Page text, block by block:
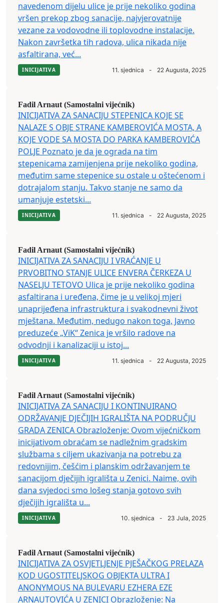
navedenom dijelu ulice je prije nekoliko godina
vršen prekop zbog sanacije, najvjerovatnije
vezane za vodovodne ili toplovodne instalacije.
Nakon završetka tih radova, ulica nikada nije
asfaltirana, već...
INICIJATIVA 11. sjednica - 22 Augusta, 2025
Fadil Arnaut (Samostalni vijećnik)
INICIJATIVA ZA SANACIJU STEPENICA KOJE SE
NALAZE S OBJE STRANE KAMBEROVIĆA MOSTA, A
KOJE VODE SA MOSTA DO PARKA KAMBEROVIĆA
POLJE Poznato je da je ograda na tim
stepenicama zamijenjena prije nekoliko godina,
međutim same stepenice su ostale u oštećenom i
dotrajalom stanju. Takvo stanje ne samo da
umanjuje estetski...
INICIJATIVA 11. sjednica - 22 Augusta, 2025
Fadil Arnaut (Samostalni vijećnik)
INICIJATIVA ZA SANACIJU I VRAĆANJE U
PRVOBITNO STANJE ULICE ENVERA ČERKEZA U
NASELJU TETOVO Ulica je prije nekoliko godina
asfaltirana i uređena, čime je u velikoj mjeri
unaprijeđena infrastruktura i svakodnevni život
mještana. Međutim, nedugo nakon toga, Javno
preduzeće „ViK“ Zenica je vršilo radove na
odvodnji i kanalizaciji u istoj...
INICIJATIVA 11. sjednica - 22 Augusta, 2025
Fadil Arnaut (Samostalni vijećnik)
INICIJATIVA ZA SANACIJU I KONTINUIRANO
ODRŽAVANJE DJEČIJIH IGRALIŠTA NA PODRUČJU
GRADA ZENICA Obrazloženje: Ovom vijećničkom
inicijativom obraćam se nadležnim gradskim
službama s ciljem ukazivanja na potrebu za
redovnijim, češćim i planskim održavanjem te
sanacijom dječijih igrališta u Zenici. Naime, ovih
dana svjedoci smo lošeg stanja gotovo svih
dječijih igrališta u...
INICIJATIVA 10. sjednica - 23 Jula, 2025
Fadil Arnaut (Samostalni vijećnik)
INICIJATIVA ZA OSVJETLJENJE PJEŠAČKOG PRELAZA
KOD UGOSTITELJSKOG OBJEKTA ULTRA I
ANONYMOUS NA BULEVARU EZHERA EZE
ARNAUTOVIĆA U ZENICI Obrazloženje: Na